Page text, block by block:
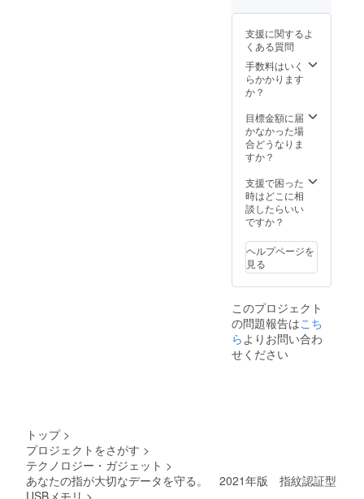
ござい
ます。
※デザイ
ン・仕
様は変
更にな
ざいま
す。ご
了承く
ご注文
状況、
使用部
材の供
況、製
造工程
上の都
合等に
荷時期
が遅れ
る場合
があり
上の都
合等に
より出
荷時期
が遅れ
る場合
ござい
※デザイ
ン・仕
様は変
更にな
る可能
ざいま
す。ご
了承く
ださ
ご注文
状況、
使用部
材の供
況、製
造工程
上の都
合等に
荷時期
が遅れ
る場合
があり
ます。
支援に関するよ
くある質問
手数料はいく
らかかります
か？
目標金額に届
かなかった場
合どうなりま
すか？
支援で困った
時はどこに相
談したらいい
ですか？
ヘルプページを
見る
このプロジェクト
の問題報告はこち
らよりお問い合わ
せください
トップ >
プロジェクトをさがす >
テクノロジー・ガジェット >
あなたの指が大切なデータを守る。 2021年版 指紋認証型